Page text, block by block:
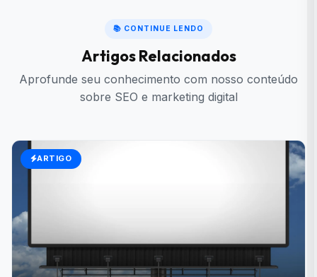
📚 CONTINUE LENDO
Artigos Relacionados
Aprofunde seu conhecimento com nosso conteúdo
sobre SEO e marketing digital
ARTIGO